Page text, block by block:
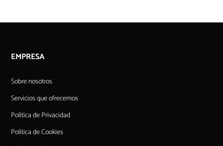
EMPRESA
Sobre nosotros
Servicios que ofrecemos
Política de Privacidad
Política de Cookies